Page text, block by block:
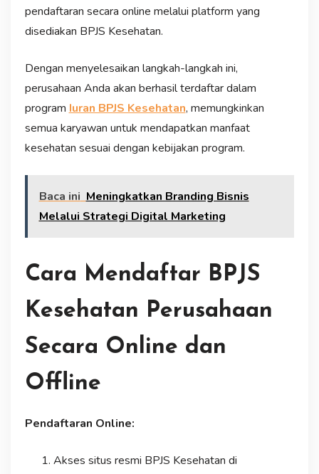
pendaftaran secara online melalui platform yang
disediakan BPJS Kesehatan.
Dengan menyelesaikan langkah-langkah ini,
perusahaan Anda akan berhasil terdaftar dalam
program Iuran BPJS Kesehatan, memungkinkan
semua karyawan untuk mendapatkan manfaat
kesehatan sesuai dengan kebijakan program.
Baca ini Meningkatkan Branding Bisnis
Melalui Strategi Digital Marketing
Cara Mendaftar BPJS
Kesehatan Perusahaan
Secara Online dan
Offline
Pendaftaran Online:
Akses situs resmi BPJS Kesehatan di